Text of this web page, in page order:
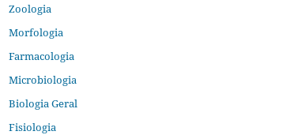
Zoologia
Morfologia
Farmacologia
Microbiologia
Biologia Geral
Fisiologia